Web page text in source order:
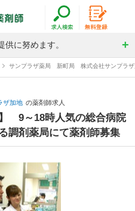
に努めます。
サンプラザ薬局 新町局 株式会社サンプラザ
ザ加地 の薬剤師求人
9～18時人気の総合病院
調剤薬局にて薬剤師募集